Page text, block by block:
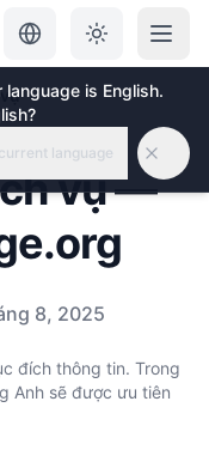
is English.
language
vụ —
8, 2025
đích thông tin. Trong
Anh sẽ được ưu tiên